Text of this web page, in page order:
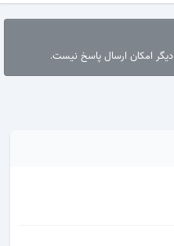
امکان ارسال پاسخ نیست.